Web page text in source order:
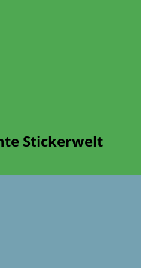
Stickerwelt